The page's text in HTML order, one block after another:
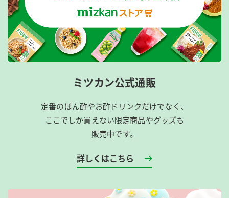
ミツカン公式通販
定番のぽん酢やお酢ドリンクだけでなく、
ここでしか買えない限定商品やグッズも
販売中です。
詳しくはこちら